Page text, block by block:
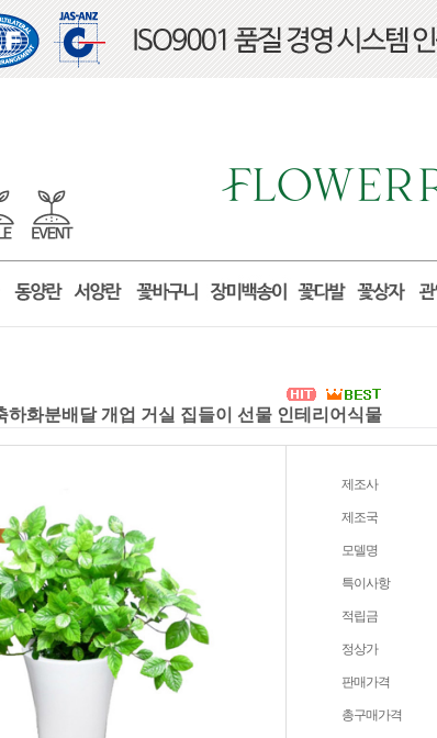
하화분배달 개업 거실 집들이 선물 인테리어식물
제조사
제조국
모델명
특이사항
적립금
정상가
판매가격
총구매가격